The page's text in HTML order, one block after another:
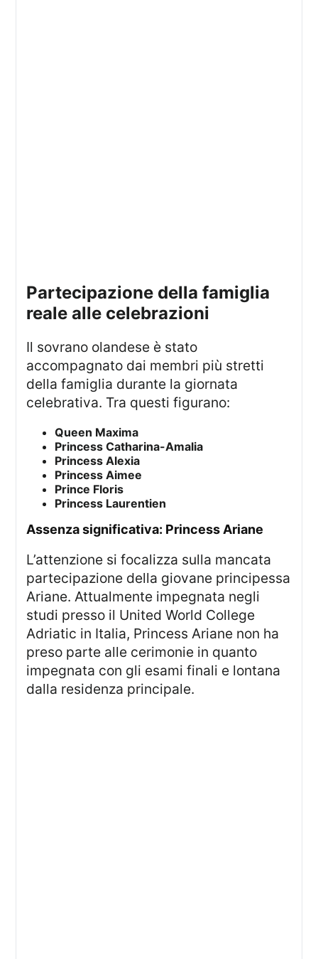
partecipazione della famiglia
reale alle celebrazioni
Il sovrano olandese è stato
accompagnato dai membri più stretti
della famiglia durante la giornata
celebrativa. Tra questi figurano:
Queen Maxima
Princess Catharina-Amalia
Princess Alexia
Princess Aimee
Prince Floris
Princess Laurentien
assenza significativa: Princess Ariane
L’attenzione si focalizza sulla mancata
partecipazione della giovane principessa
Ariane. Attualmente impegnata negli
studi presso il United World College
Adriatic in Italia, Princess Ariane non ha
preso parte alle cerimonie in quanto
impegnata con gli esami finali e lontana
dalla residenza principale.